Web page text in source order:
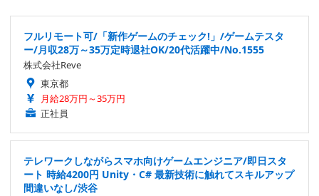
フルリモート可/「新作ゲームのチェック!」/ゲームテスタ
ー/月収28万～35万定時退社OK/20代活躍中/No.1555
株式会社Reve
東京都
月給28万円～35万円
正社員
テレワークしながらスマホ向けゲームエンジニア/即日スタ
ート 時給4200円 Unity・C# 最新技術に触れてスキルアップ
間違いなし/渋谷